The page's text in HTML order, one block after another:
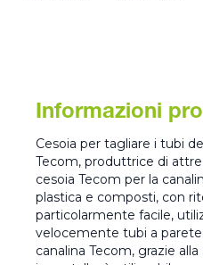
Informazioni
Cesoia per tagliare i tubi
Tecom, produttrice di
cesoia Tecom per la
plastica e composti, con
particolarmente facile,
velocemente tubi a
canalina Tecom, grazie